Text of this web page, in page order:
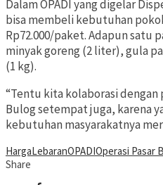
Dalam OPADI yang digelar
bisa membeli kebutuhan
Rp72.000/paket. Adapun satu
minyak goreng (2 liter), gula
(1 kg).
“Tentu kita kolaborasi
Bulog setempat juga, karena
kebutuhan masyarakatnya
HargaLebaranOPADIOperasi Pasar
Share